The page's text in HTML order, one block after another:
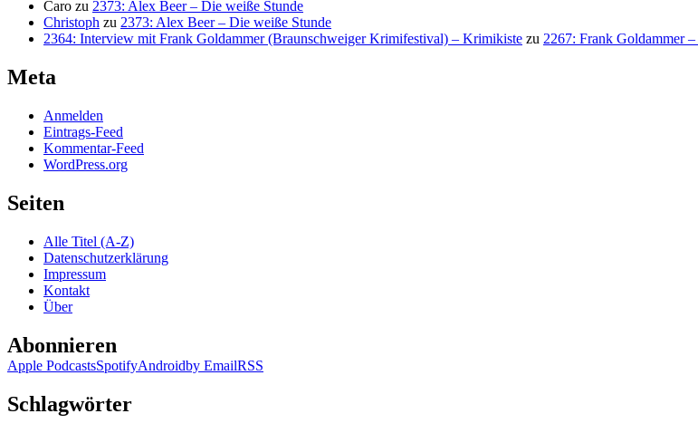
Caro zu 2373: Alex Beer – Die weiße Stunde
Christoph zu 2373: Alex Beer – Die weiße Stunde
2364: Interview mit Frank Goldammer (Braunschweiger Krimifestival) – Krimikiste zu 2267: Frank Goldammer
Meta
Anmelden
Eintrags-Feed
Kommentar-Feed
WordPress.org
Seiten
Alle Titel (A-Z)
Datenschutzerklärung
Impressum
Kontakt
Über
Abonnieren
Apple PodcastsSpotifyAndroidby EmailRSS
Schlagwörter